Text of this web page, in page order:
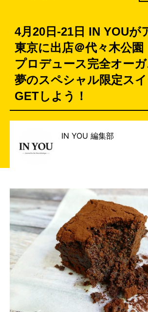
4月20日-21日 IN YOUが
東京に出店＠代々木公園
プロデュース完全オー
夢のスペシャル限定ス
GETしよう！
IN YOU 編集部